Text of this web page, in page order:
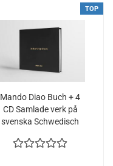
TOP
Mando Diao Buch + 4
CD Samlade verk på
svenska Schwedisch